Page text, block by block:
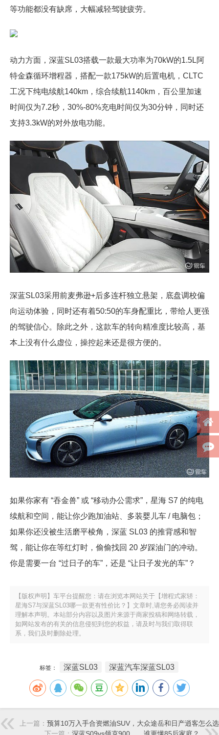
等功能都没有缺席，大幅减轻驾驶疲劳。
动力方面，深蓝SL03搭载一款最大功率为70kW的1.5L阿
特金森循环增程器，搭配一款175kW的后置电机，CLTC
工况下纯电续航140km，综合续航1140km，百公里加速
时间仅为7.2秒，30%-80%充电时间仅为30分钟，同时还
支持3.3kW的对外放电功能。
深蓝SL03采用前麦弗逊+后多连杆独立悬架，底盘调校偏
向运动体验，同时还有着50:50的车身配重比，带给人更强
的驾驶信心。除此之外，这款车的转向精准度比较高，基
本上没有什么虚位，操控起来还是很方便的。
如果你家有 “吞金兽” 或 “移动办公需求”，星海 S7 的纯电
续航和空间，能让你少跑加油站、多装婴儿车 / 电脑包；
如果你还没被生活磨平棱角，深蓝 SL03 的推背感和智
驾，能让你在等红灯时，偷偷找回 20 岁踩油门的冲动。
你是需要一台 “过日子的车”，还是 “让日子发光的车”？
【版权声明】车平台提醒您：请在浏览本网站关于【增程式家轿：
星海S7与深蓝SL03哪一款更有性价比？】文章时,请您务必阅读并
理解本声明。本站部分内容以及图片来源于商家投稿和网络转载，
如网站发布的有关的信息侵犯到您的权益，请及时与我们取得联
系，我们及时删除处理。
标签： 深蓝SL03 深蓝汽车深蓝SL03
上一篇： 预算10万入手合资燃油SUV，大众途岳和日产逍客怎么